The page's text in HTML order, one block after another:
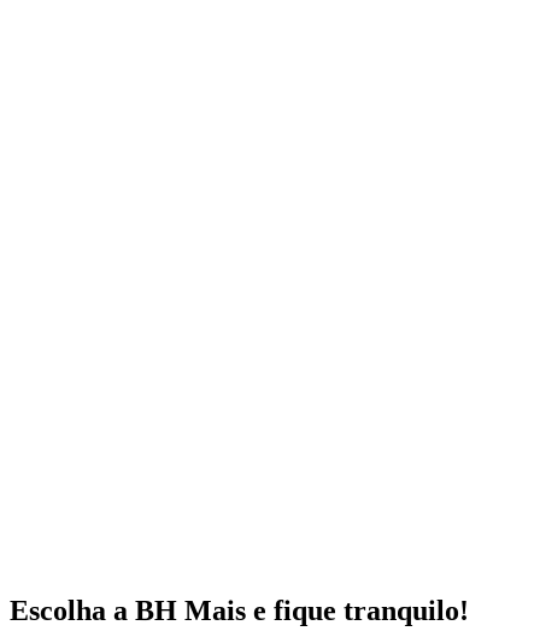
Escolha a BH Mais e fique tranquilo!